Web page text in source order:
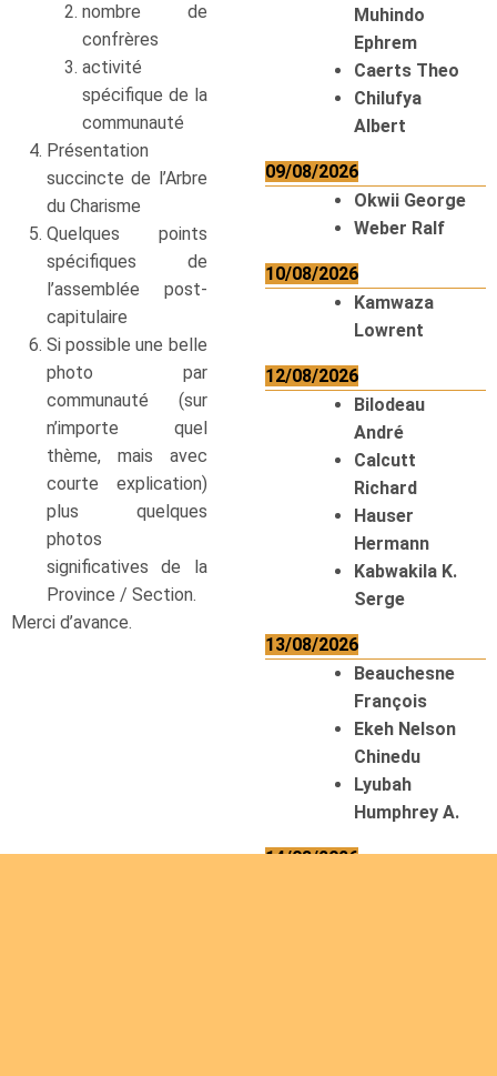
nombre de
confrères
activité
spécifique de la
communauté
Présentation
succincte de l’Arbre
du Charisme
Quelques points
spécifiques de
l’assemblée post-
capitulaire
Si possible une belle
photo par
communauté (sur
n’importe quel
thème, mais avec
courte explication)
plus quelques
photos
significatives de la
Province / Section.
Merci d’avance.
Muhindo
Ephrem
Caerts Theo
Chilufya
Albert
09/08/2026
Okwii George
Weber Ralf
10/08/2026
Kamwaza
Lowrent
12/08/2026
Bilodeau
André
Calcutt
Richard
Hauser
Hermann
Kabwakila K.
Serge
13/08/2026
Beauchesne
François
Ekeh Nelson
Chinedu
Lyubah
Humphrey A.
14/08/2026